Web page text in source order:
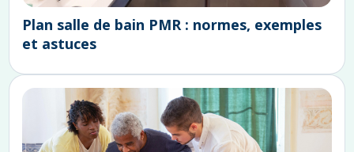
Plan salle de bain PMR : normes, exemples
et astuces